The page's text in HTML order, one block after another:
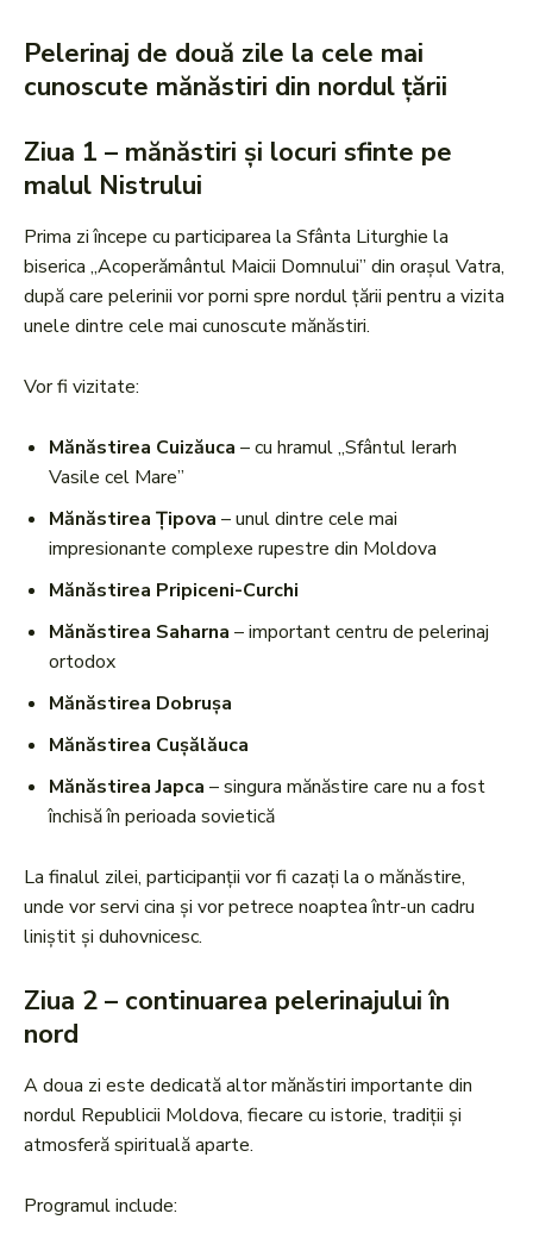
Pelerinaj de două zile la cele mai
cunoscute mănăstiri din nordul țării
Ziua 1 – mănăstiri și locuri sfinte pe
malul Nistrului
Prima zi începe cu participarea la Sfânta Liturghie la
biserica „Acoperământul Maicii Domnului” din orașul Vatra,
după care pelerinii vor porni spre nordul țării pentru a vizita
unele dintre cele mai cunoscute mănăstiri.
Vor fi vizitate:
Mănăstirea Cuizăuca – cu hramul „Sfântul Ierarh
Vasile cel Mare”
Mănăstirea Țipova – unul dintre cele mai
impresionante complexe rupestre din Moldova
Mănăstirea Pripiceni-Curchi
Mănăstirea Saharna – important centru de pelerinaj
ortodox
Mănăstirea Dobrușa
Mănăstirea Cușălăuca
Mănăstirea Japca – singura mănăstire care nu a fost
închisă în perioada sovietică
La finalul zilei, participanții vor fi cazați la o mănăstire,
unde vor servi cina și vor petrece noaptea într-un cadru
liniștit și duhovnicesc.
Ziua 2 – continuarea pelerinajului în
nord
A doua zi este dedicată altor mănăstiri importante din
nordul Republicii Moldova, fiecare cu istorie, tradiții și
atmosferă spirituală aparte.
Programul include: